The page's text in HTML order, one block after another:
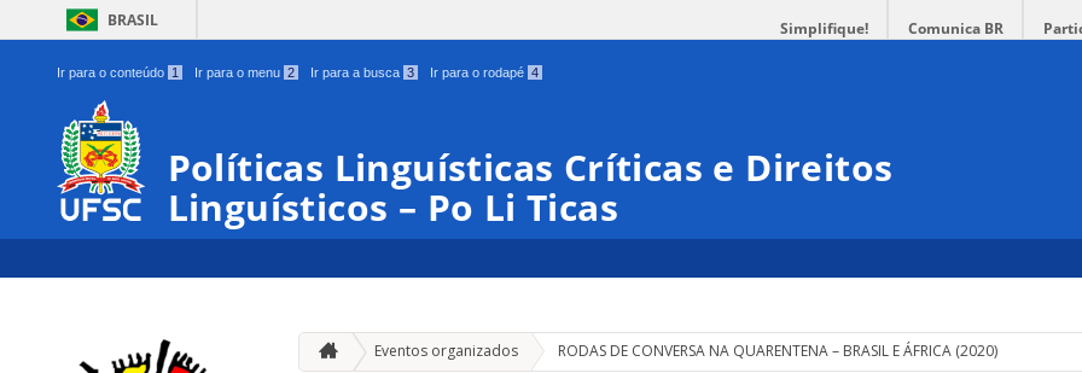
BRASIL Simplifique! Comunica BR
Ir para o conteúdo 1 Ir para o menu 2 Ir para a busca 3 Ir para o rodapé 4
Políticas Linguísticas Críticas e Direitos
Linguísticos – Po Li Ticas
Eventos organizados RODAS DE CONVERSA NA QUARENTENA – BRASIL E ÁFRICA (2020)